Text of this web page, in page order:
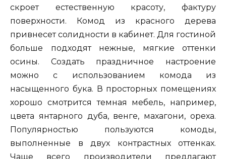
скроет естественную красоту, фактуру
поверхности. Комод из красного дерева
привнесет солидности в кабинет. Для гостиной
больше подходят нежные, мягкие оттенки
осины. Создать праздничное настроение
можно с использованием комода из
насыщенного бука. В просторных помещениях
хорошо смотрится темная мебель, например,
цвета янтарного дуба, венге, махагони, ореха.
Популярностью пользуются комоды,
выполненные в двух контрастных оттенках.
Чаще всего производители предлагают